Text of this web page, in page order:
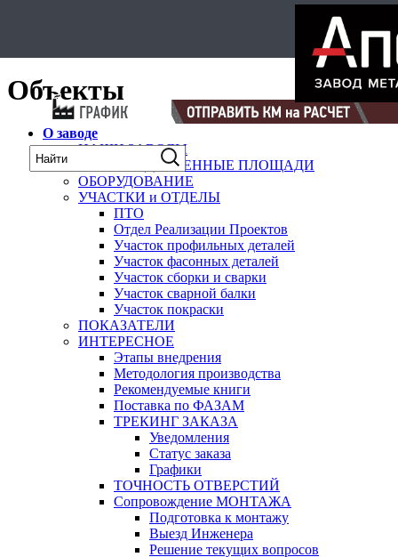
Объекты
О заводе
НАШИ ЗАВОДЫ
ПРОИЗВОДСТВЕННЫЕ ПЛОЩАДИ
ОБОРУДОВАНИЕ
УЧАСТКИ и ОТДЕЛЫ
ПТО
Отдел Реализации Проектов
Участок профильных деталей
Участок фасонных деталей
Участок сборки и сварки
Участок сварной балки
Участок покраски
ПОКАЗАТЕЛИ
ИНТЕРЕСНОЕ
Этапы внедрения
Методология производства
Рекомендуемые книги
Поставка по ФАЗАМ
ТРЕКИНГ ЗАКАЗА
Уведомления
Статус заказа
Графики
ТОЧНОСТЬ ОТВЕРСТИЙ
Сопровождение МОНТАЖА
Подготовка к монтажу
Выезд Инженера
Решение текущих вопросов